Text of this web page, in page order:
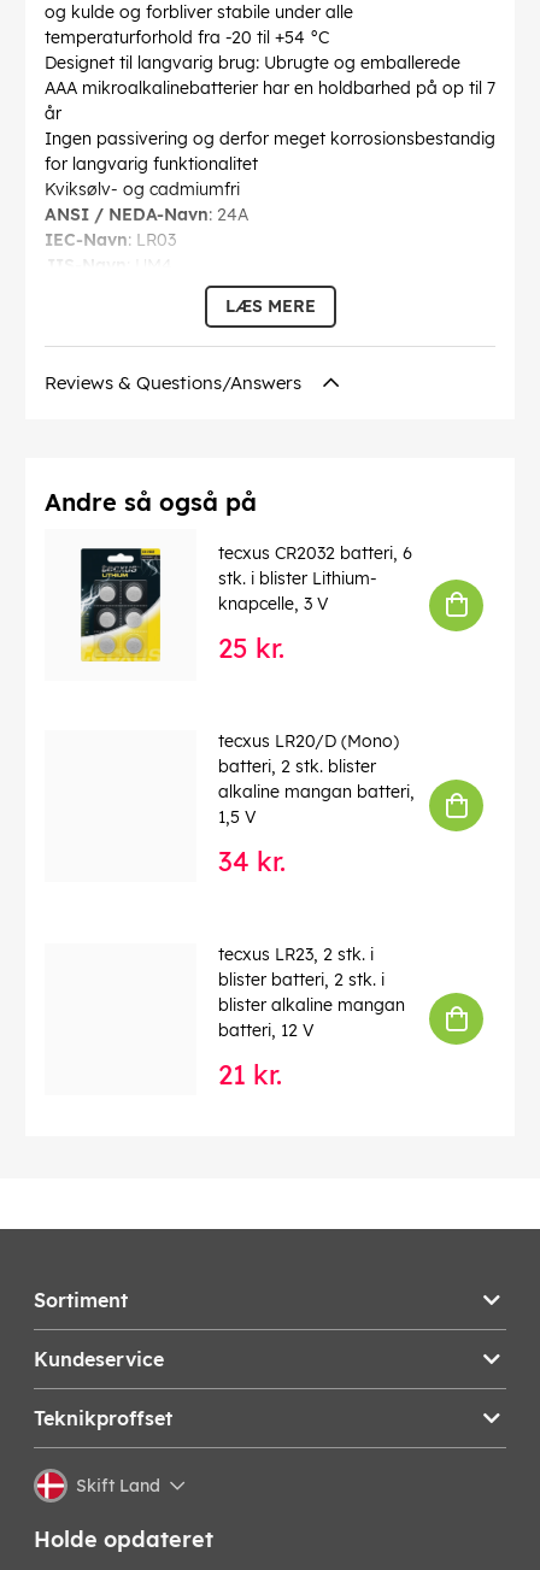
og kulde og forbliver stabile under alle
temperaturforhold fra -20 til +54 °C
Designet til langvarig brug: Ubrugte og emballerede
AAA mikroalkalinebatterier har en holdbarhed på op til 7
år
Ingen passivering og derfor meget korrosionsbestandig
for langvarig funktionalitet
Kviksølv- og cadmiumfri
ANSI / NEDA-Navn: 24A
IEC-Navn: LR03
JIS-Navn
: UM4
: 1.3 Ah
: 1250 mAh
Byggeri størrelse: AAA (Micro)
Spænding : 1.5 V
Driftstemperatur op til: 50 °C
Driftstemperatur fra: -20 °C
Vægt: 11.2 g
genopladelige
4250145110287
EAN:
LÆS MERE
Reviews & Questions/Answers
Andre så også på
tecxus CR2032 batteri, 6
stk. i blister Lithium-
knapcelle, 3 V
25 kr.
tecxus LR20/D (Mono)
batteri, 2 stk. blister
alkaline mangan batteri,
1,5 V
34 kr.
tecxus LR23, 2 stk. i
blister batteri, 2 stk. i
blister alkaline mangan
batteri, 12 V
21 kr.
Sortiment
Kundeservice
Teknikproffset
Skift Land
Holde opdateret